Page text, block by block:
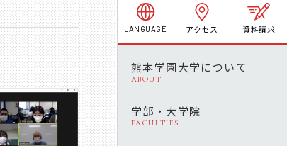
LANGUAGE アクセス 資料請求
熊本学園大学について
ABOUT
学部・大学院
FACULTIES